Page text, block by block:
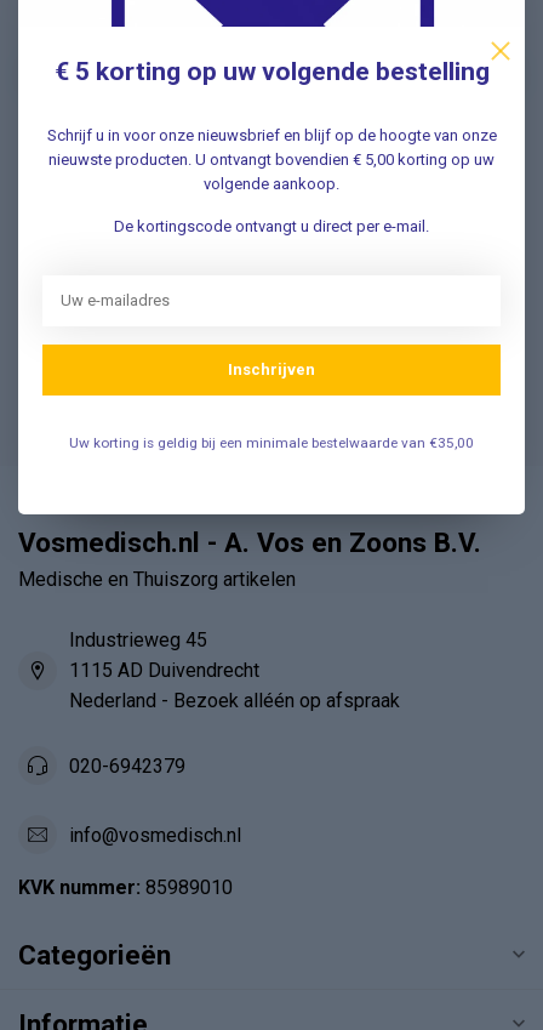
Vragen? Wij helpen graag!
contact met onze klantenservice ✔ Altijd hulp bij uw
Veelgestelde Vragen
nieuwe aanbiedingen Meld u nu aan ➡️
Vosmedisch.nl - A. Vos en Zoons B.V.
Medische en Thuiszorg artikelen
Industrieweg 45
1115 AD Duivendrecht
Nederland - Bezoek alléén op afspraak
020-6942379
info@vosmedisch.nl
KVK nummer: 85989010
Categorieën
€ 5 korting op uw volgende bestelling
Schrijf u in voor onze nieuwsbrief en blijf op de hoogte van onze
nieuwste producten. U ontvangt bovendien € 5,00 korting op uw
volgende aankoop.
De kortingscode ontvangt u direct per e-mail.
Inschrijven
Uw korting is geldig bij een minimale bestelwaarde van €35,00